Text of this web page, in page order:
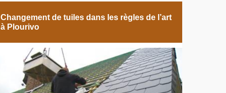
Changement de tuiles dans les règles de l’art
à Plourivo